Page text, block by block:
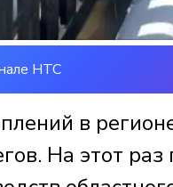
НТС
в
На этот раз